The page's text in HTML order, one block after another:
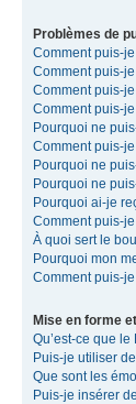
Problèmes de
Comment puis-
Comment puis-
Comment puis-
Comment puis-
Pourquoi ne
Comment puis-
Pourquoi ne
Pourquoi ne
Pourquoi ai-je
Comment puis-
À quoi sert le
Pourquoi mon
Comment puis-
Mise en forme
Qu’est-ce que le
Puis-je utiliser
Que sont les
Puis-je insérer